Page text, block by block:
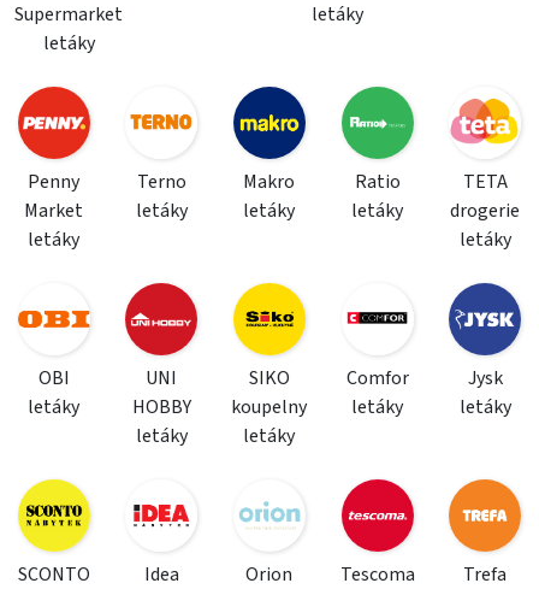
Supermarket
letáky
letáky
Penny
Market
letáky
Terno
letáky
Makro
letáky
Ratio
letáky
TETA
drogerie
letáky
OBI
letáky
UNI
HOBBY
letáky
SIKO
koupelny
letáky
Comfor
letáky
Jysk
letáky
SCONTO
Idea
Orion
Tescoma
Trefa